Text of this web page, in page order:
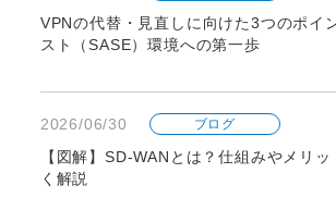
VPNの代替・見直しに向けた3つのポイ
スト（SASE）環境への第一歩
2026/06/30 ブログ
【図解】SD-WANとは？仕組みやメリ
く解説